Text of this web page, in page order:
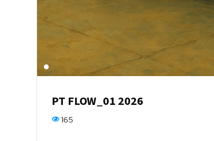
PT FLOW_01 2026
165